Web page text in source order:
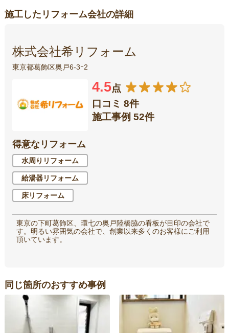
施工したリフォーム会社の詳細
株式会社希リフォーム
東京都葛飾区奥戸6-3ｰ2
4.5点
口コミ 8件
施工事例 52件
得意なリフォーム
水周りリフォーム
給湯器リフォーム
床リフォーム
東京の下町葛飾区、環七の奥戸陸橋脇の看板が目印の会社で
す。明るい雰囲気の会社で、創業以来多くのお客様にご利用
頂いています。
同じ箇所のおすすめ事例